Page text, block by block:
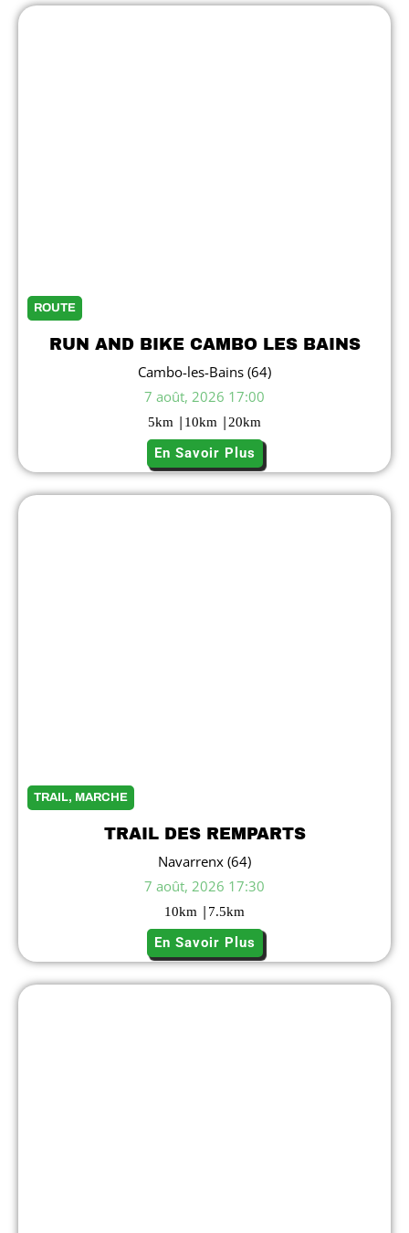
ROUTE
RUN AND BIKE CAMBO LES BAINS
Cambo-les-Bains (64)
7 août, 2026 17:00
5km | 10km |20km
En Savoir Plus
TRAIL, MARCHE
TRAIL DES REMPARTS
Navarrenx (64)
7 août, 2026 17:30
10km | 7.5km
En Savoir Plus